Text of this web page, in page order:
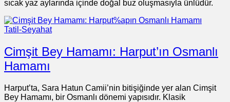
sıcak yaz aylarında içinde doğal buz oluşmasıyla ünlüdür.
Tatil-Seyahat
Cimşit Bey Hamamı: Harput’ın Osmanlı
Hamamı
Harput’ta, Sara Hatun Camii’nin bitişiğinde yer alan Cimşit
Bey Hamamı, bir Osmanlı dönemi yapısıdır. Klasik